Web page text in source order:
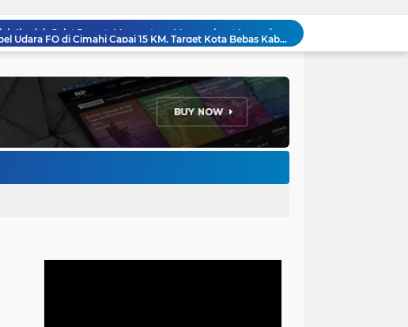
Bupati Jeje Richie Ismail Berikan Santunan Kepada Ratusan Warga Kurang Mampu Saat Acara "JAJARANS FESTIVAL" di Kota Baru Parahyangan
H. Bagus Machdiyantoro Resmi Pimpin Komunitas BBC Periode 2026–2031, Siap Perkuat Solidaritas dan Hadirkan Program Nyata untuk Masyarakat
Ketum Paguyuban Cepot Motah Resmikan 28 UMKM, Siap Gelar Festival Budaya dan UMKM di Jalan Braga
Program Gaslah Kota Bandung Raih Apresiasi Pemerintah Pusat, Pengolahan Sampah Capai 30 Persen